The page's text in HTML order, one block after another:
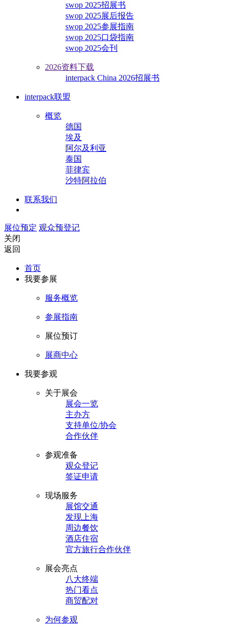
swop 2025招展书
swop 2025展后报告
swop 2025参展指南
swop 2025口袋指南
swop 2025会刊
2026资料下载
interpack China 2026招展书
interpack联盟
概览
德国
埃及
阿尔及利亚
泰国
菲律宾
沙特阿拉伯
联系我们
展位预定 观众预登记
关闭
返回
首页
我要参展
服务概览
参展指南
展位预订
展商中心
我要参观
关于展会
展会一览
主办方
支持单位/协会
合作伙伴
参观准备
观众登记
签证申请
现场服务
展馆交通
发现上海
周边餐饮
酒店住宿
官方旅行合作伙伴
展会亮点
八大终端
热门看点
商贸配对
为何参观